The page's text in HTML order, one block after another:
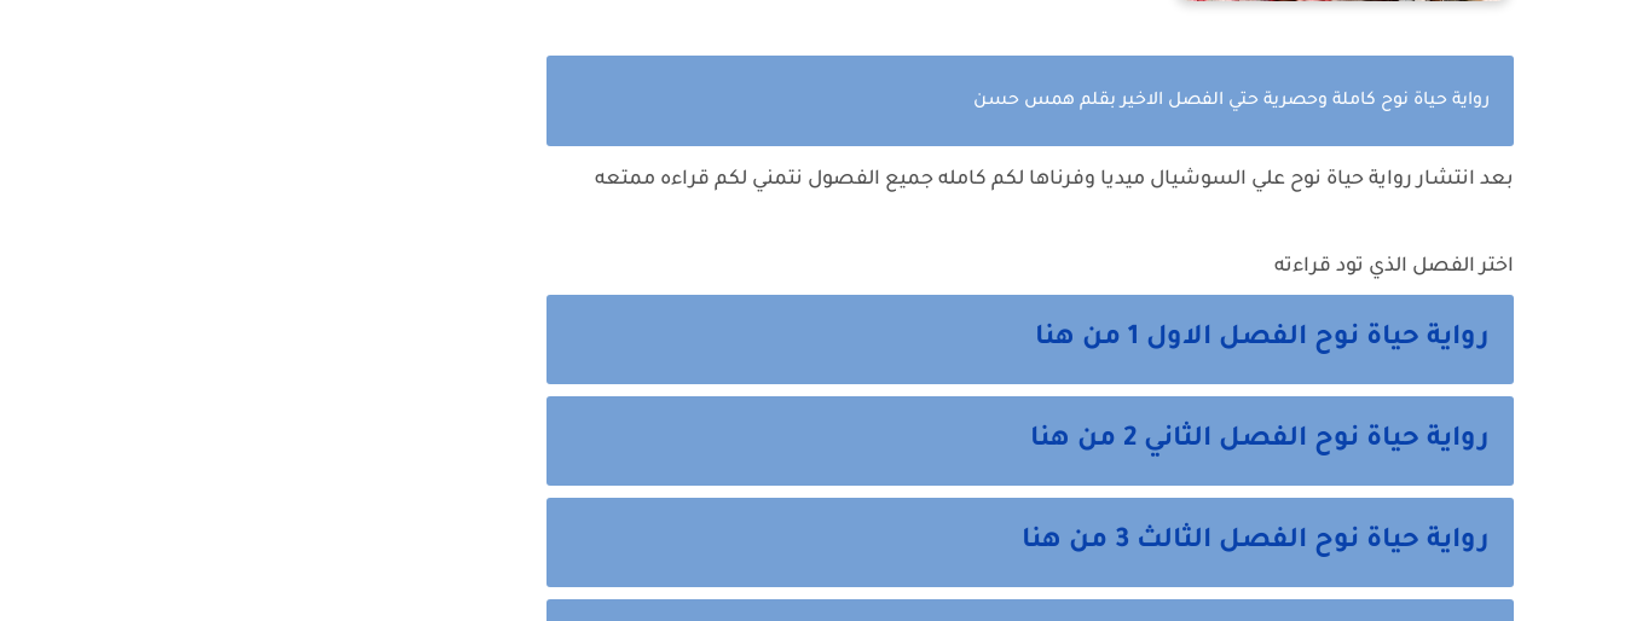
رواية حياة نوح كاملة وحصرية حتي الفصل الاخير بقلم همس حسن
بعد انتشار رواية حياة نوح علي السوشيال ميديا وفرناها لكم كامله جميع الفصول نتمني لكم قراءه ممتعه
اختر الفصل الذي تود قراءته
رواية حياة نوح الفصل الاول 1 من هنا
رواية حياة نوح الفصل الثاني 2 من هنا
رواية حياة نوح الفصل الثالث 3 من هنا